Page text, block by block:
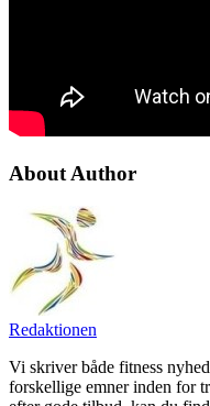
About Author
Redaktionen
Vi skriver både fitness
forskellige emner inden for